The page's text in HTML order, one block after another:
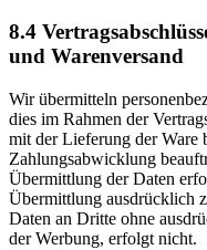
8.4
und Warenversand
Wir übermitteln
dies im Rahmen der
mit der Lieferung der Ware
Zahlungsabwicklung
Übermittlung der Daten
Übermittlung ausdrücklich
Daten an Dritte ohne
der Werbung, erfolgt nicht.